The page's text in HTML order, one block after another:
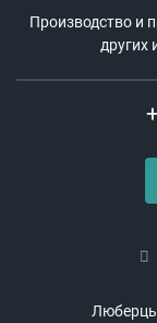
Производство и
других
Люберцы